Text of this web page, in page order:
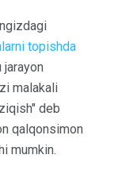
topishda
malakali
deb
qalqonsimon
mumkin.